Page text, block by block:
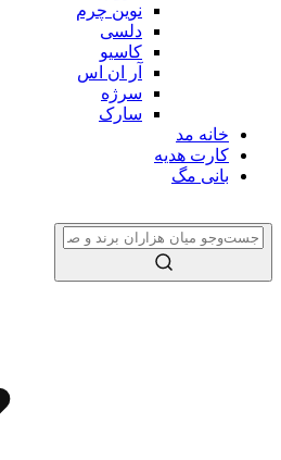
نوین چرم
دلسی
کاسیو
آر ان اس
سرژه
سارک
خانه مد
کارت هدیه
بانی مگ